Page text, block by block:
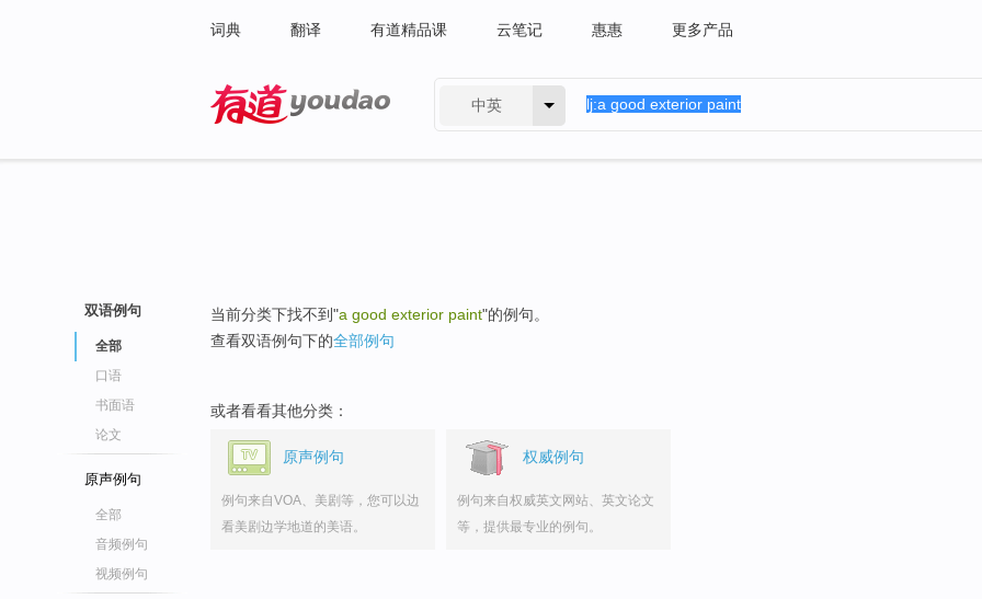
词典 翻译 有道精品课 云笔记 惠惠 更多产品
中英
双语例句
全部
口语
书面语
论文
原声例句
全部
音频例句
视频例句
当前分类下找不到"a good exterior paint"的例句。
查看双语例句下的全部例句
或者看看其他分类：
原声例句
例句来自VOA、美剧等，您可以边
看美剧边学地道的美语。
权威例句
例句来自权威英文网站、英文论文
等，提供最专业的例句。